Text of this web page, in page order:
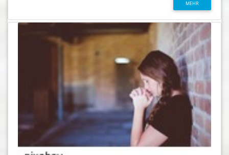
MEHR